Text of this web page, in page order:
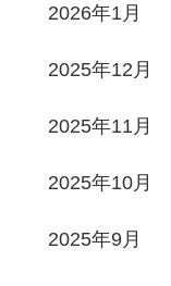
2026年1月
2025年12月
2025年11月
2025年10月
2025年9月